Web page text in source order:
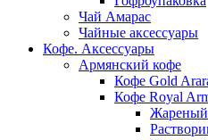
Чай Амарас
Чайные аксессуары
Кофе. Аксессуары
Армянский кофе
Кофе Gold
Кофе Royal